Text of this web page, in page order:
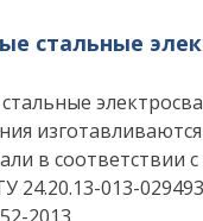
стальные
в соответствии
24.20.13-013-